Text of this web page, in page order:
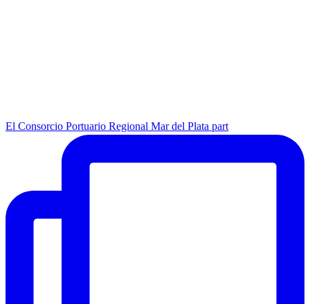
El Consorcio Portuario Regional Mar del Plata part